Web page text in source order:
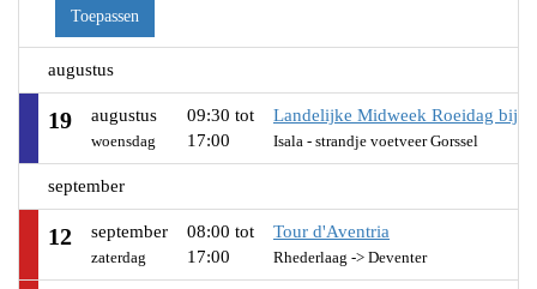
Toepassen
augustus
19 augustus
woensdag
09:30 tot
17:00
Landelijke Midweek Roeidag bij
Isala - strandje voetveer Gorssel
september
12 september
zaterdag
08:00 tot
17:00
Tour d'Aventria
Rhederlaag -> Deventer